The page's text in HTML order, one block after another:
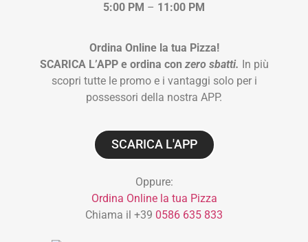
5:00 PM – 11:00 PM
Ordina Online la tua Pizza!
SCARICA L’APP e ordina con zero sbatti. In più
scopri tutte le promo e i vantaggi solo per i
possessori della nostra APP.
SCARICA L'APP
Oppure:
Ordina Online la tua Pizza
Chiama il +39 0586 635 833